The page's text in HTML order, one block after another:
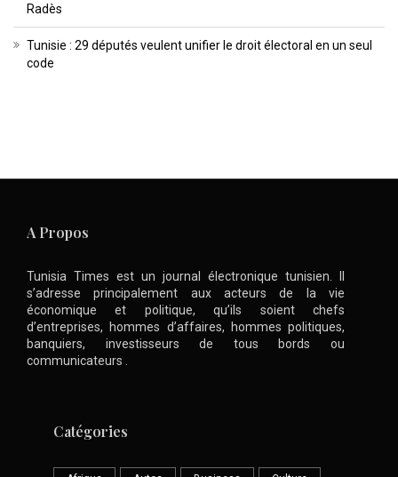
Radès
Tunisie : 29 députés veulent unifier le droit électoral en un seul
code
A Propos
Tunisia Times est un journal électronique tunisien. Il
s’adresse principalement aux acteurs de la vie
économique et politique, qu’ils soient chefs
d’entreprises, hommes d’affaires, hommes politiques,
banquiers, investisseurs de tous bords ou
communicateurs .
Catégories